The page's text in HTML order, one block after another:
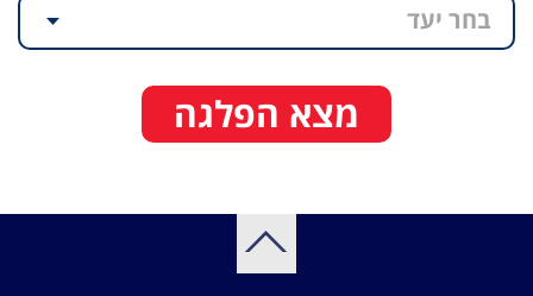
בחר יעד
מצא הפלגה